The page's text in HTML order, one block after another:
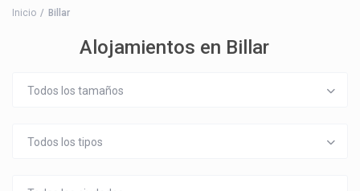
Inicio Billar
Alojamientos en Billar
Todos los tamaños
Todos los tipos